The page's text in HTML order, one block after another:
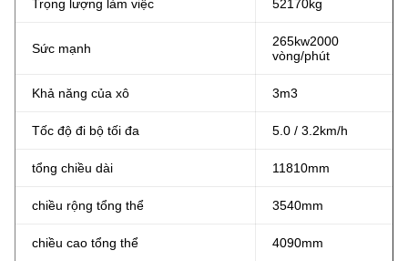
Trọng lượng làm việc 52170kg
Sức mạnh 265kw2000
vòng/phút
Khả năng của xô 3m3
Tốc độ đi bộ tối đa 5.0 / 3.2km/h
tổng chiều dài 11810mm
chiều rộng tổng thể 3540mm
chiều cao tổng thể 4090mm